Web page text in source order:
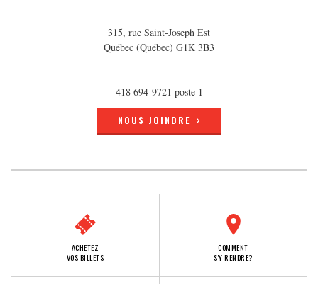
315, rue Saint-Joseph Est
Québec (Québec) G1K 3B3
418 694-9721 poste 1
NOUS JOINDRE
ACHETEZ
VOS BILLETS
COMMENT
S'Y RENDRE?